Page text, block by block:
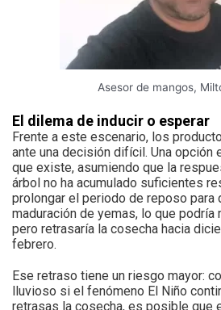
Asesor de mangos,
El dilema de inducir o esperar
Frente a este escenario, los
ante una decisión difícil. Una opción
que existe, asumiendo que la
árbol no ha acumulado suficientes
prolongar el periodo de reposo para
maduración de yemas, lo que podría
pero retrasaría la cosecha hacia
febrero.
Ese retraso tiene un riesgo mayor:
lluvioso si el fenómeno El Niño
retrasas la cosecha, es posible que